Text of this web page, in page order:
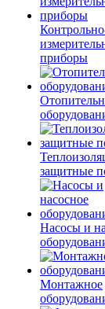
приборы
защитные
Насосы и
Монтажное